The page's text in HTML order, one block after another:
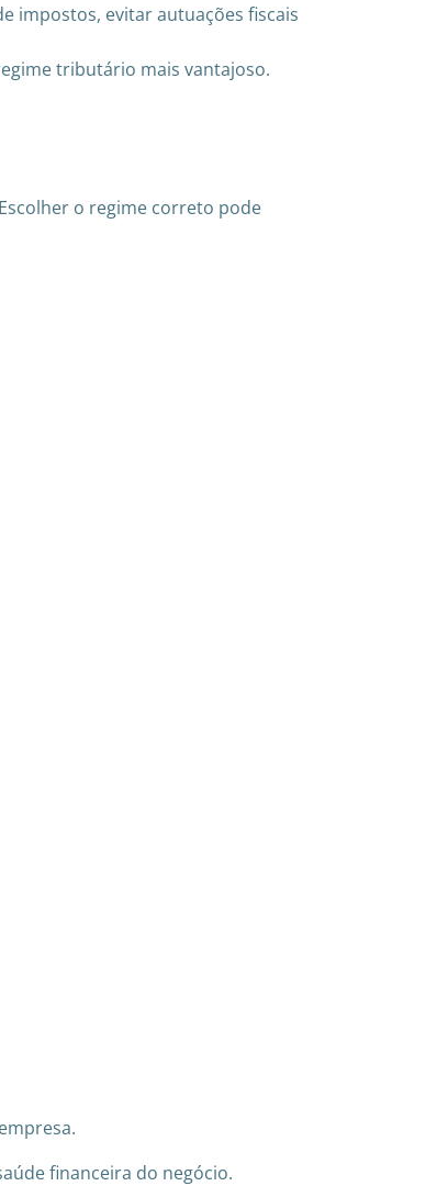
impostos, evitar autuações fiscais
tributário mais vantajoso.
o regime correto pode
financeira do negócio.